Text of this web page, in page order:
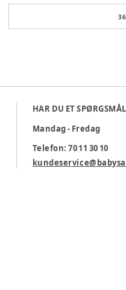
HAR DU ET
Mandag - Fredag
Telefon: 70 11 30 10